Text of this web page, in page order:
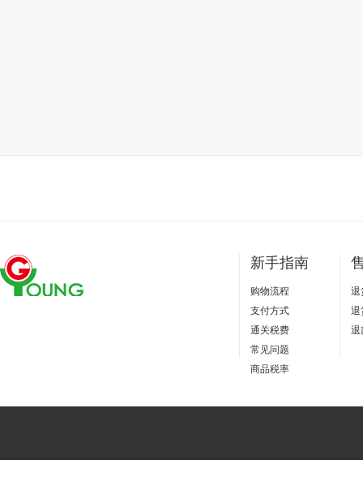
新手指南
购物流程
支付方式
通关税费
常见问题
商品税率
退
退
退